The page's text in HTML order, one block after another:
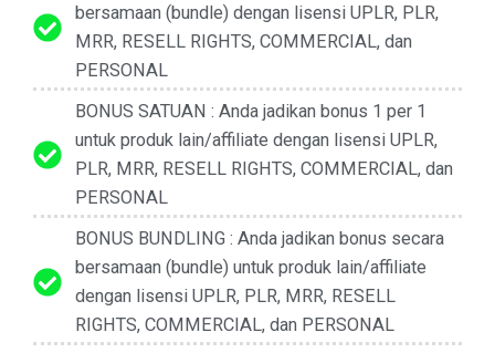
bersamaan (bundle) dengan lisensi UPLR, PLR,
MRR, RESELL RIGHTS, COMMERCIAL, dan
PERSONAL
BONUS SATUAN : Anda jadikan bonus 1 per 1
untuk produk lain/affiliate dengan lisensi UPLR,
PLR, MRR, RESELL RIGHTS, COMMERCIAL, dan
PERSONAL
BONUS BUNDLING : Anda jadikan bonus secara
bersamaan (bundle) untuk produk lain/affiliate
dengan lisensi UPLR, PLR, MRR, RESELL
RIGHTS, COMMERCIAL, dan PERSONAL